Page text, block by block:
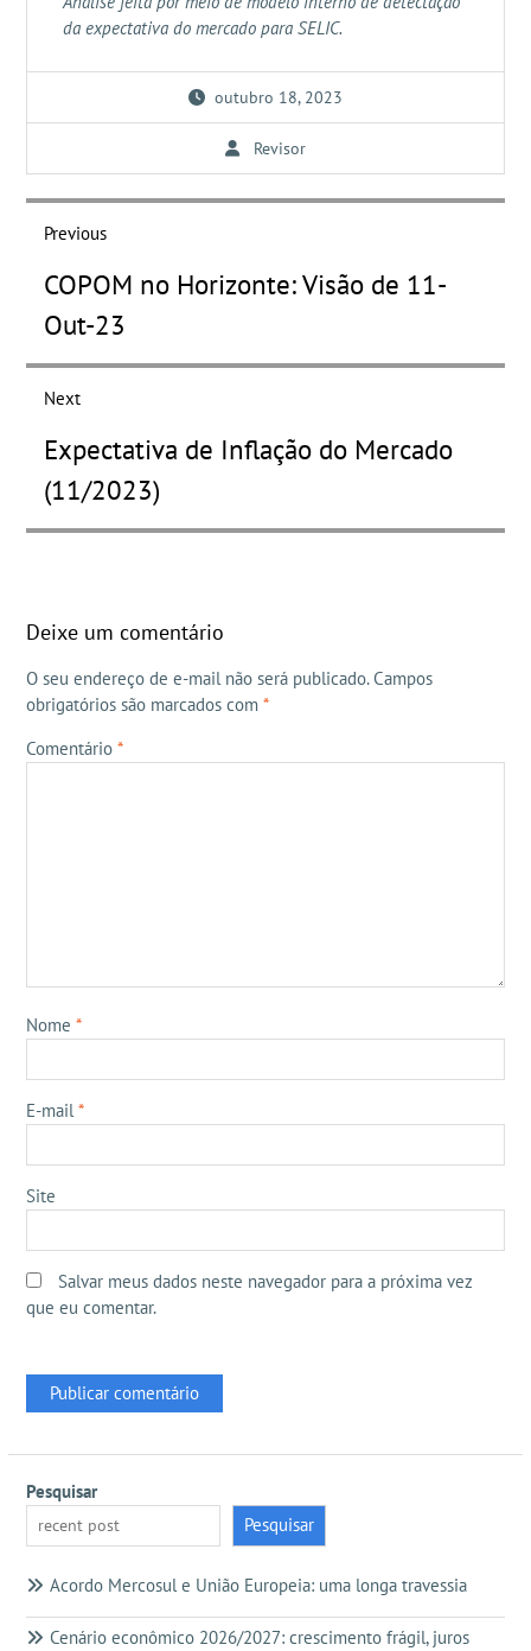
da expectativa do mercado para SELIC.
outubro 18, 2023
Revisor
Navegação
dePrevious
post:
COPOM no Horizonte: Visão de 11-
Out-23
Next
post:
Expectativa de Inflação do Mercado
(11/2023)
Deixe um comentário
O seu endereço de e-mail não será publicado. Campos
obrigatórios são marcados com *
Comentário *
Nome *
E-mail *
Site
Salvar meus dados neste navegador para a próxima vez
que eu comentar.
Pesquisar
Pesquisar
Acordo Mercosul e União Europeia: uma longa travessia
Cenário econômico 2026/2027: crescimento frágil, juros